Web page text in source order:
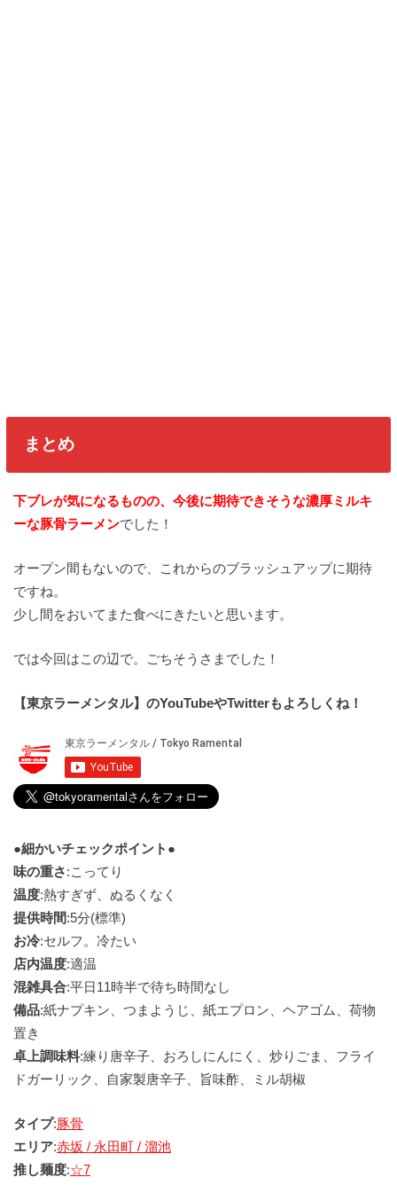
まとめ
下ブレが気になるものの、今後に期待できそうな濃厚ミルキ
ーな豚骨ラーメンでした！
オープン間もないので、これからのブラッシュアップに期待
ですね。
少し間をおいてまた食べにきたいと思います。
では今回はこの辺で。ごちそうさまでした！
【東京ラーメンタル】のYouTubeやTwitterもよろしくね！
●細かいチェックポイント●
味の重さ:こってり
温度:熱すぎず、ぬるくなく
提供時間:5分(標準)
お冷:セルフ。冷たい
店内温度:適温
混雑具合:平日11時半で待ち時間なし
備品:紙ナプキン、つまようじ、紙エプロン、ヘアゴム、荷物
置き
卓上調味料:練り唐辛子、おろしにんにく、炒りごま、フライ
ドガーリック、自家製唐辛子、旨味酢、ミル胡椒
タイプ:豚骨
エリア:赤坂 / 永田町 / 溜池
推し麺度:☆7